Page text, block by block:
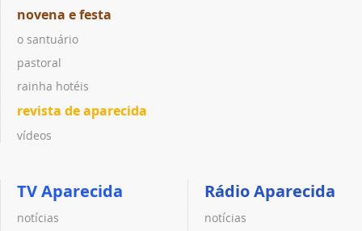
novena e festa
o santuário
pastoral
rainha hotéis
revista de aparecida
vídeos
TV Aparecida
notícias
Rádio Aparecida
notícias